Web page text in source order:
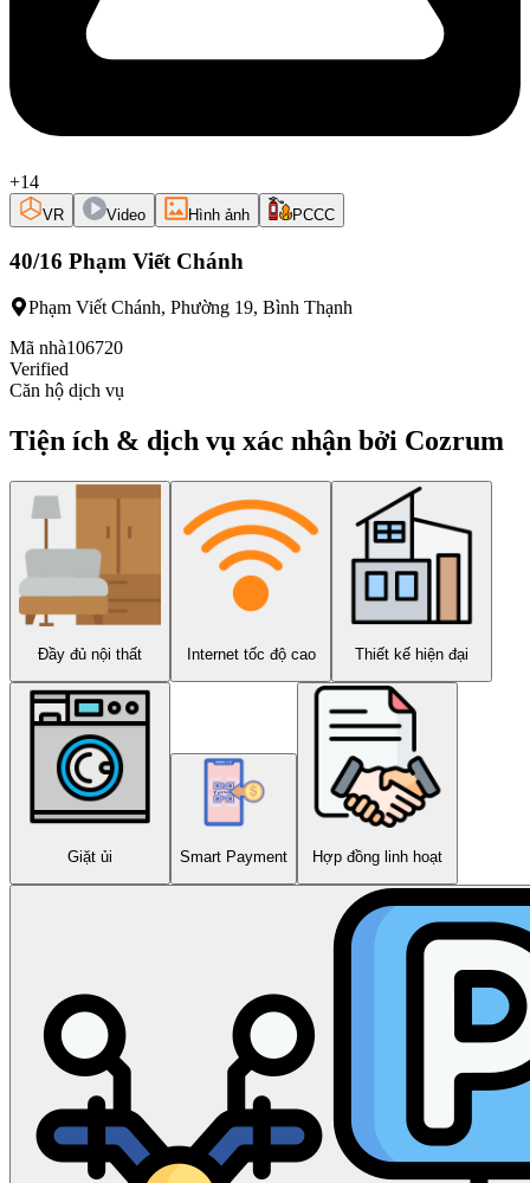
+14
VR Video Hình ảnh PCCC
40/16 Phạm Viết Chánh
Phạm Viết Chánh, Phường 19, Bình Thạnh
Mã nhà106720
Verified
Căn hộ dịch vụ
Tiện ích & dịch vụ xác nhận bởi Cozrum
Đầy đủ nội thất Internet tốc độ cao Thiết kế hiện đại
Giặt ủi Smart Payment Hợp đồng linh hoạt